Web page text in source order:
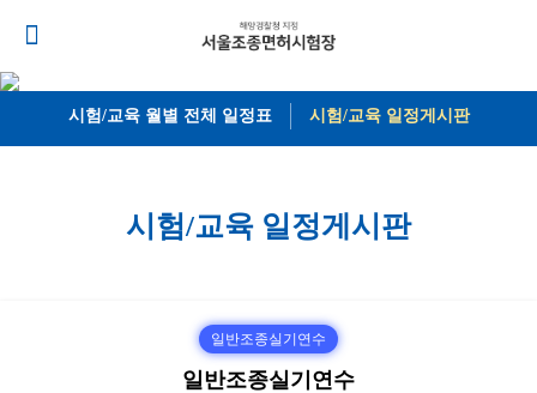
시험/교육 월별 전체 일정표 시험/교육 일정게시판
시험/교육 일정게시판
일반조종실기연수
일반조종실기연수